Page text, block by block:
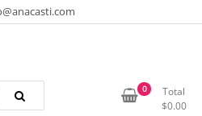
SA
de flores y plantas. juguetes,
0
Total
$0.00